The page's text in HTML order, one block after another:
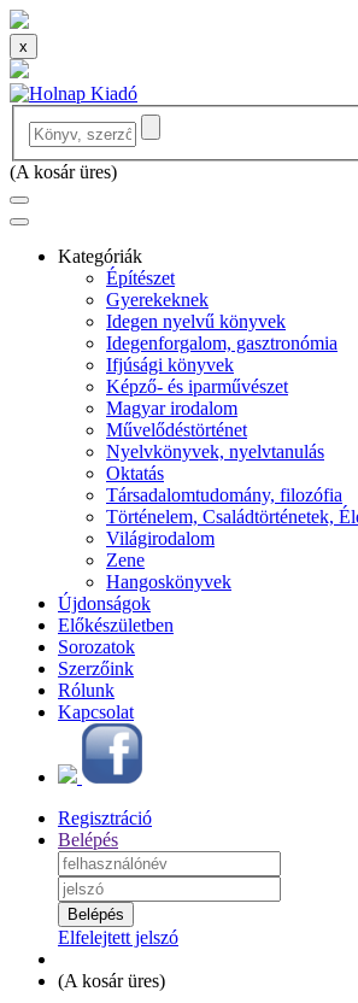
x
(A kosár üres)
Kategóriák
Építészet
Gyerekeknek
Idegen nyelvű könyvek
Idegenforgalom, gasztronómia
Ifjúsági könyvek
Képző- és iparművészet
Magyar irodalom
Művelődéstörténet
Nyelvkönyvek, nyelvtanulás
Oktatás
Társadalomtudomány, filozófia
Történelem, Családtörténetek,
Világirodalom
Zene
Hangoskönyvek
Újdonságok
Előkészületben
Sorozatok
Szerzőink
Rólunk
Kapcsolat
Regisztráció
Belépés
Elfelejtett jelszó
(A kosár üres)